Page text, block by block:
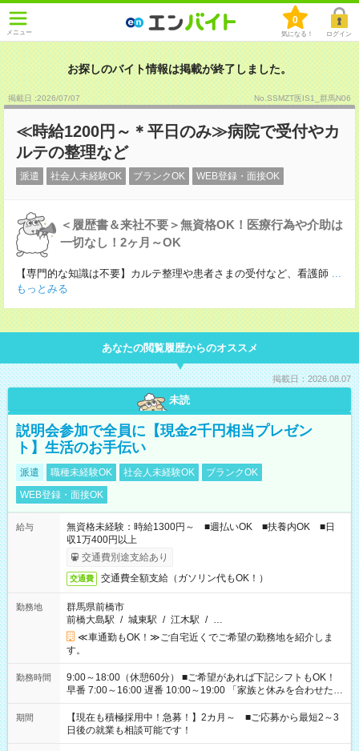
メニュー
0
気になる！ ログイン
お探しのバイト情報は掲載が終了しました。
掲載日 :2026/07/07 No.SSMZT医IS1_群馬N06
≪時給1200円～＊平日のみ≫病院で受付やカ
ルテの整理など
派遣 社会人未経験OK ブランクOK WEB登録・面接OK
＜履歴書＆来社不要＞無資格OK！医療行為や介助は
一切なし！2ヶ月～OK
【専門的な知識は不要】カルテ整理や患者さまの受付など、看護師 ...
もっとみる
あなたの閲覧履歴からのオススメ
掲載日：2026.08.07
未読
説明会参加で全員に【現金2千円相当プレゼン
ト】生活のお手伝い
派遣 職種未経験OK 社会人未経験OK
ブランクOK
WEB登録・面接OK
給与
無資格未経験：時給1300円～ ■週払いOK ■扶養内OK ■日
収1万400円以上
交通費別途支給あり
交通費 交通費全額支給（ガソリン代もOK！）
勤務地
群馬県前橋市
前橋大島駅 / 城東駅 / 江木駅 / …
≪車通勤もOK！≫ご自宅近くでご希望の勤務地を紹介しま
す。
勤務時間
9:00～18:00（休憩60分） ■ご希望があれば下記シフトもOK！
早番 7:00～16:00 遅番 10:00～19:00 「家族と休みを合わせた
い」 「余裕を持って夕飯の準備がしたい」 「できれば残業はし
たくない」 など、ご希望を教えてくださいね。 ※Wワーク希望
の方へ 今ご覧のお仕事で希望する勤務時間と、もう1つのお仕事
の勤務時間。 合計で週40時間を超える場合は応募できません。
期間
【現在も積極採用中！急募！】2カ月～ ■ご応募から最短2～3
日後の就業も相談可能です！